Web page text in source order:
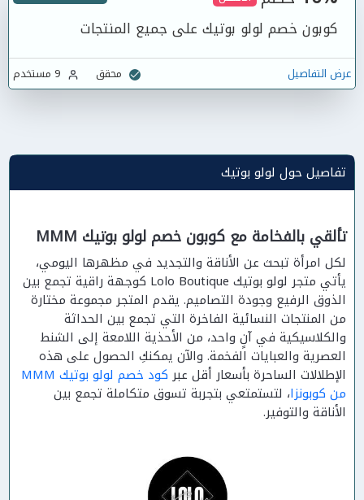
كوبون خصم لولو بوتيك على جميع المنتجات
عرض التفاصيل محقق
تفاصيل حول لولو بوتيك
تألقي بالفخامة مع كوبون خصم لولو بوتيك MMM
لكل امرأة تبحث عن الأناقة والتجديد في مظهرها اليومي،
يأتي متجر لولو بوتيك Lolo Boutique كوجهة راقية تجمع بين
الذوق الرفيع وجودة التصاميم. يقدم المتجر مجموعة مختارة
من المنتجات النسائية الفاخرة التي تجمع بين الحداثة
والكلاسيكية في آنٍ واحد، من الأحذية اللامعة إلى الشنط
العصرية والعبايات الفخمة. والآن يمكنكِ الحصول على هذه
الإطلالات الساحرة بأسعار أقل عبر
كود خصم لولو بوتيك MMM
من كوبونزا، لتستمتعي بتجربة تسوق متكاملة تجمع بين
الأناقة والتوفير.